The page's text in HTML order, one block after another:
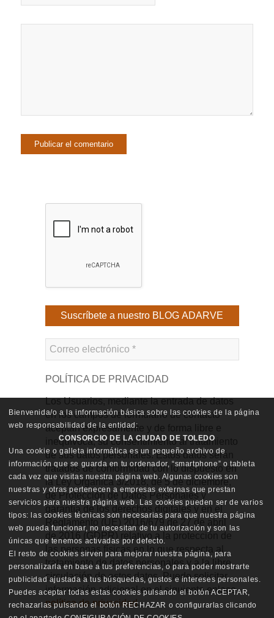
POLÍTICA DE PRIVACIDAD
Los Usuarios, mediante la entrada de datos
en los campos de formulario de contacto
aceptan expresamente y de forma libre e
inequívoca, su consentimiento al tratamiento
de sus datos personales. Estos datos serán
tratados de conformidad con lo dispuesto en
la Ley Orgánica 3/2018, de 5 de diciembre,
de Protección de Datos Personales y
garantía de los derechos digitales y en el
Reglamento (UE) 2016/679 de 27 de abril
de 2016 (GDPR) relativo a la protección de
las personas físicas en lo que respecta al
tratamiento de datos personales y a la libre
circulación de estos datos. Puede solicitar
información adicional en el siguiente enlace
política de privacidad.
Bienvenida/o a la información básica sobre las cookies de la página
web responsabilidad de la entidad:
CONSORCIO DE LA CIUDAD DE TOLEDO
Una cookie o galleta informática es un pequeño archivo de
información que se guarda en tu ordenador, “smartphone” o tableta
cada vez que visitas nuestra página web. Algunas cookies son
nuestras y otras pertenecen a empresas externas que prestan
servicios para nuestra página web. Las cookies pueden ser de varios
tipos: las cookies técnicas son necesarias para que nuestra página
web pueda funcionar, no necesitan de tu autorización y son las
únicas que tenemos activadas por defecto.
El resto de cookies sirven para mejorar nuestra página, para
personalizarla en base a tus preferencias, o para poder mostrarte
publicidad ajustada a tus búsquedas, gustos e intereses personales.
Puedes aceptar todas estas cookies pulsando el botón ACEPTAR,
rechazarlas pulsando el botón RECHAZAR o configurarlas clicando